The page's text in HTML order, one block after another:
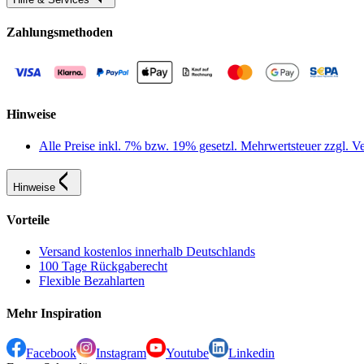
Zahlungsmethoden
Hinweise
Alle Preise inkl. 7% bzw. 19% gesetzl. Mehrwertsteuer zzgl.
Hinweise
Vorteile
Versand kostenlos innerhalb Deutschlands
100 Tage Rückgaberecht
Flexible Bezahlarten
Mehr Inspiration
Facebook Instagram Youtube
Linkedin